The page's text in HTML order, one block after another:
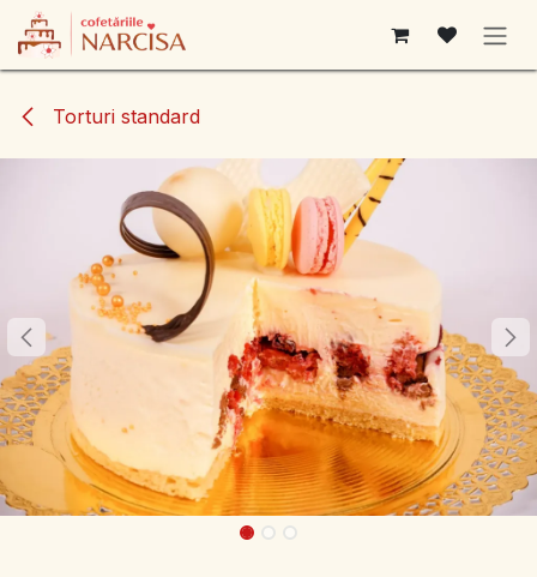
Sari la conținut
Torturi standard